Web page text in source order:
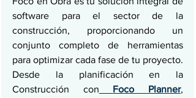
software para el sector de la
construcción, proporcionando un
conjunto completo de herramientas
para optimizar cada fase de tu proyecto.
Desde la planificación en la
Construcción con
Foco Planner,